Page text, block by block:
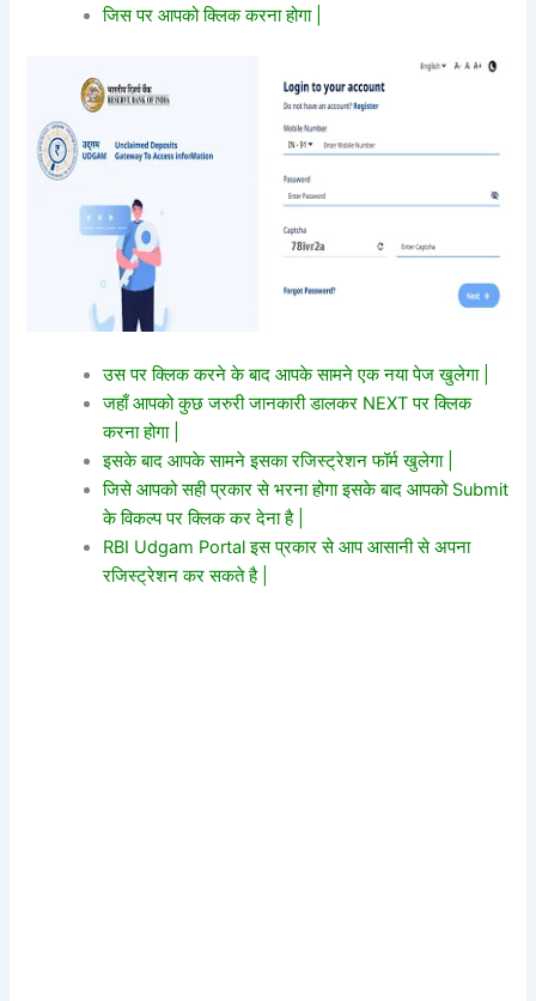
जिस पर आपको क्लिक करना होगा |
उस पर क्लिक करने के बाद आपके सामने एक नया पेज खुलेगा |
जहाँ आपको कुछ जरुरी जानकारी डालकर NEXT पर क्लिक
करना होगा |
इसके बाद आपके सामने इसका रजिस्ट्रेशन फॉर्म खुलेगा |
जिसे आपको सही प्रकार से भरना होगा इसके बाद आपको Submit
के विकल्प पर क्लिक कर देना है |
RBI Udgam Portal इस प्रकार से आप आसानी से अपना
रजिस्ट्रेशन कर सकते है |